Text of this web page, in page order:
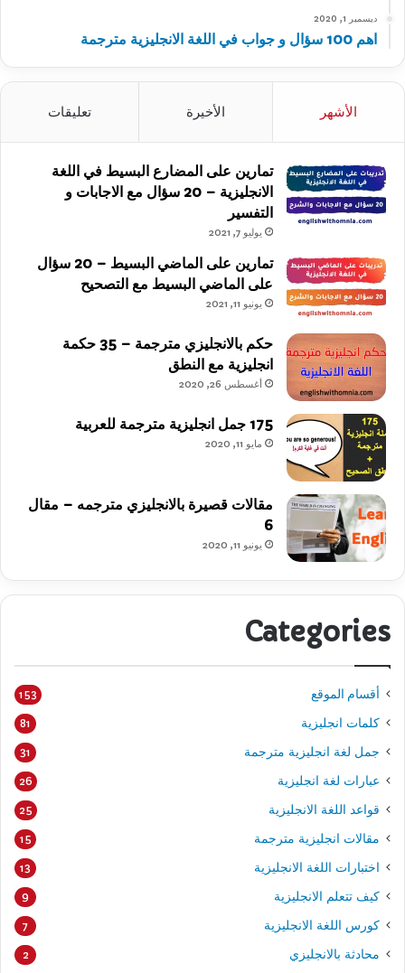
ديسمبر 1, 2020
اهم 100 سؤال و جواب في اللغة الانجليزية مترجمة
الأشهر الأخيرة تعليقات
تمارين على المضارع البسيط في اللغة
الانجليزية – 20 سؤال مع الاجابات و
التفسير
يوليو 7, 2021
تمارين على الماضي البسيط – 20 سؤال
على الماضي البسيط مع التصحيح
يونيو 11, 2021
حكم بالانجليزي مترجمة – 35 حكمة
انجليزية مع النطق
أغسطس 26, 2020
175 جمل انجليزية مترجمة للعربية
مايو 11, 2020
مقالات قصيرة بالانجليزي مترجمه – مقال
6
يونيو 11, 2020
Categories
أقسام الموقع 153
كلمات انجليزية 81
جمل لغة انجليزية مترجمة 31
عبارات لغة انجليزية 26
قواعد اللغة الانجليزية 25
مقالات انجليزية مترجمة 15
اختبارات اللغة الانجليزية 13
كيف تتعلم الانجليزية 9
كورس اللغة الانجليزية 7
محادثة بالانجليزي 2